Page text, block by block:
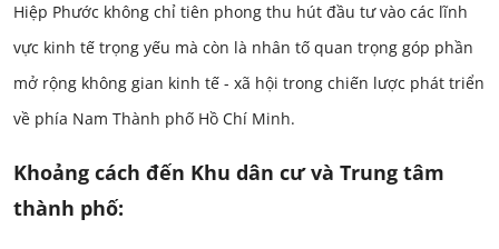
Hiệp Phước không chỉ tiên phong thu hút đầu tư vào các lĩnh
vực kinh tế trọng yếu mà còn là nhân tố quan trọng góp phần
mở rộng không gian kinh tế - xã hội trong chiến lược phát triển
về phía Nam Thành phố Hồ Chí Minh.
Khoảng cách đến Khu dân cư và Trung tâm
thành phố: